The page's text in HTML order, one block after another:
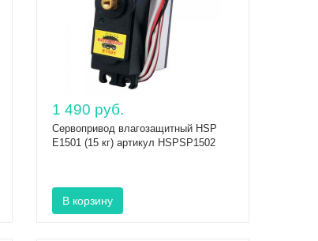
1 490 руб.
Сервопривод влагозащитный HSP
E1501 (15 кг) артикул HSPSP1502